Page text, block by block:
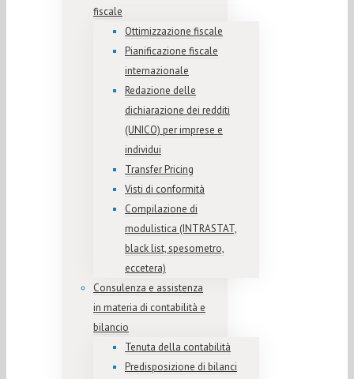
fiscale
Ottimizzazione fiscale
Pianificazione fiscale
internazionale
Redazione delle
dichiarazione dei redditi
(UNICO) per imprese e
individui
Transfer Pricing
Visti di conformità
Compilazione di
modulistica (INTRASTAT,
black list, spesometro,
eccetera)
Consulenza e assistenza
in materia di contabilità e
bilancio
Tenuta della contabilità
Predisposizione di bilanci